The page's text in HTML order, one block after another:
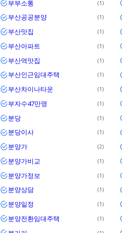
부부소통 1
부산공공분양 1
부산맛집 1
부산아파트 1
부산역맛집 1
부산인근임대주택 1
부산차이나타운 1
부자수47만명 1
분당 1
분당이사 1
분양가 2
분양가비교 1
분양가정보 1
분양상담 1
분양일정 1
분양전환임대주택 1